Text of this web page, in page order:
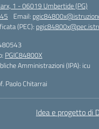
1 - 06019 Umbertide (PG)
Email:
(PEC):
PGIC84800X
Amministrazioni (IPA): icu
Paolo Chitarrai
Idea e progetto di